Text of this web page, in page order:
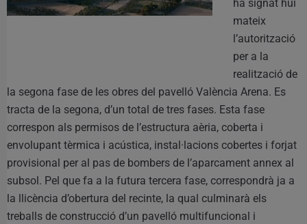
ha signat hui
mateix
l’autorització
per a la
realització de
la segona fase de les obres del pavelló València Arena. Es
tracta de la segona, d’un total de tres fases. Esta fase
correspon als permisos de l’estructura aèria, coberta i
envolupant tèrmica i acústica, instal·lacions cobertes i forjat
provisional per al pas de bombers de l’aparcament annex al
subsol. Pel que fa a la futura tercera fase, correspondrà ja a
la llicència d’obertura del recinte, la qual culminarà els
treballs de construcció d’un pavelló multifuncional i